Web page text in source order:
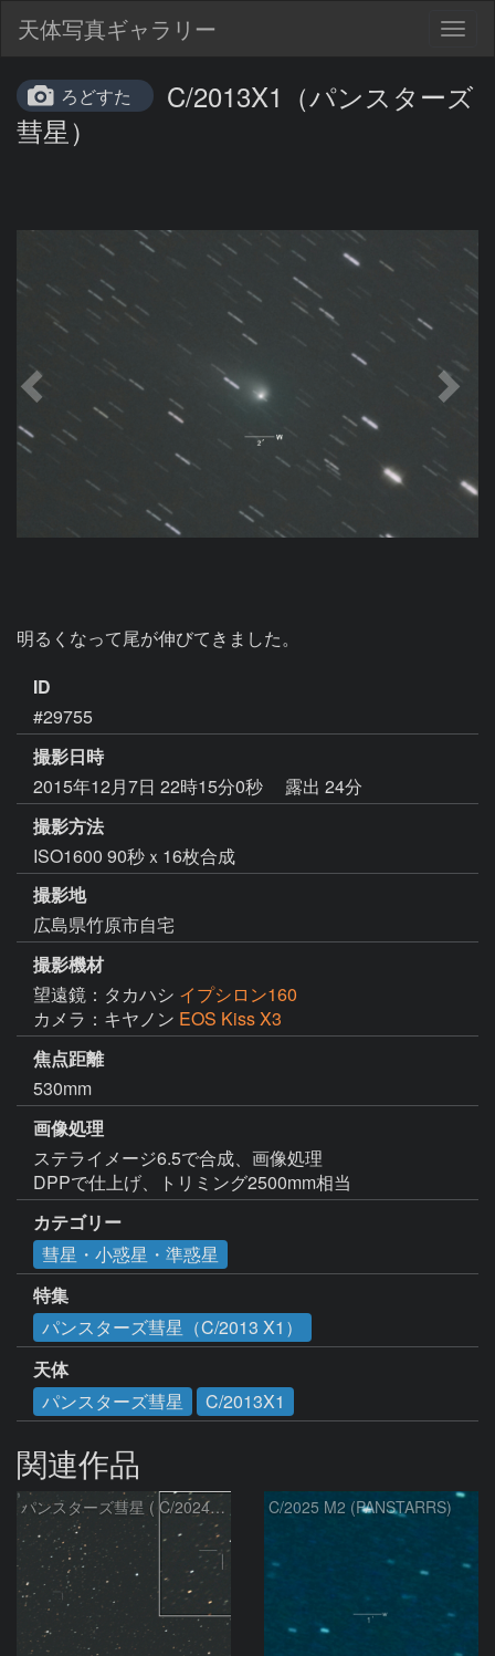
天体写真ギャラリー
ろどすた
C/2013X1（パンスターズ
彗星）
明るくなって尾が伸びてきました。
ID
#29755
撮影日時
2015年12月7日 22時15分0秒
露出 24分
撮影方法
ISO1600 90秒ｘ16枚合成
撮影地
広島県竹原市自宅
撮影機材
望遠鏡：タカハシ イプシロン160
カメラ：キヤノン EOS Kiss X3
焦点距離
530mm
画像処理
ステライメージ6.5で合成、画像処理
DPPで仕上げ、トリミング2500mm相当
カテゴリー
彗星・小惑星・準惑星
特集
パンスターズ彗星（C/2013 X1）
天体
パンスターズ彗星
C/2013X1
関連作品
パンスターズ彗星 ( C/2024R4 )：2026/07/27 C/2025 M2 (PANSTARRS)